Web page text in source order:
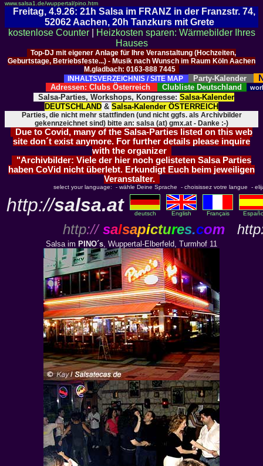
www.salsa1.de/wuppertal/pino.htm
Freitag, 4.9.26: 21h Salsa im FRANZ in der Franzstr. 74,
52062 Aachen, 20h Tanzkurs mit Grete
kostenlose Counter|
Heizkosten sparen: Wärmebilder Ihres
Hauses
Top-DJ mit eigener Anlage für Ihre Veranstaltung (Hochzeiten,
Geburtstage, Betriebsfeste...) - Musik nach Wunsch im Raum Köln Aachen
M.gladbach: 0163-888 7445
INHALTSVERZEICHNIS / SITE MAP
Party-Kalender
Adressen: Clubs Österreich Clubliste Deutschland
Salsa-Parties, Workshops, Kongresse: Salsa-Kalender
DEUTSCHLAND & Salsa-Kalender ÖSTERREICH
Parties, die nicht mehr stattfinden (und nicht ggfs. als Archivbilder
gekennzeichnet sind) bitte an: salsa (at) gmx.at - Danke :-)
Due to Covid, many of the Salsa-Parties listed on this web
site don´t exist anymore. For further details please inquire
with the organizer
"Archivbilder: Viele der hier noch gelisteten Salsa Parties
haben CoVid nicht überlebt. Erkundigt Euch beim jeweiligen
Veranstalter.
select your language: - wähle Deine Sprache - choisissez votre langue -
http://salsa.at deutsch English Français
http:// salsapictures.com
Salsa im PINO´s, Wuppertal-Elberfeld, Turmhof 11